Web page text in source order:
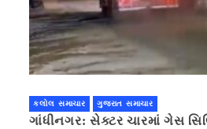
કલોલ સમાચાર ગુજરાત સમાચાર
ગાંધીનગર: સેક્ટર ચારમાં ગેસ